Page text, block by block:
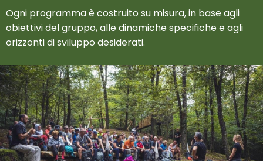
Ogni programma è costruito su misura, in base agli
obiettivi del gruppo, alle dinamiche specifiche e agli
orizzonti di sviluppo desiderati.